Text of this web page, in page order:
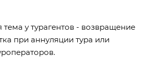
у турагентов - возвращение
при аннуляции тура или